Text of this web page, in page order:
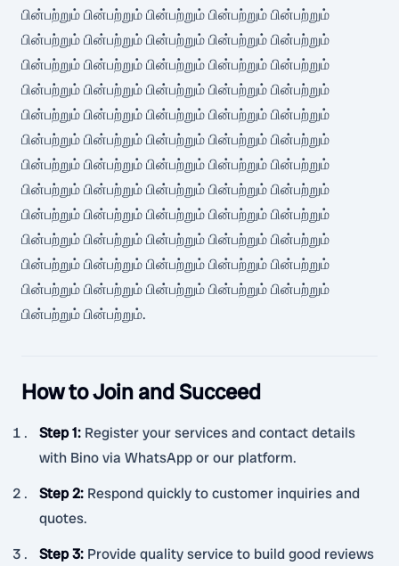
பின்பற்றும் பின்பற்றும் பின்பற்றும் பின்பற்றும் பின்பற்றும்
பின்பற்றும் பின்பற்றும் பின்பற்றும் பின்பற்றும் பின்பற்றும்
பின்பற்றும் பின்பற்றும் பின்பற்றும் பின்பற்றும் பின்பற்றும்
பின்பற்றும் பின்பற்றும் பின்பற்றும் பின்பற்றும் பின்பற்றும்
பின்பற்றும் பின்பற்றும் பின்பற்றும் பின்பற்றும் பின்பற்றும்
பின்பற்றும் பின்பற்றும் பின்பற்றும் பின்பற்றும் பின்பற்றும்
பின்பற்றும் பின்பற்றும் பின்பற்றும் பின்பற்றும் பின்பற்றும்
பின்பற்றும் பின்பற்றும் பின்பற்றும் பின்பற்றும் பின்பற்றும்
பின்பற்றும் பின்பற்றும் பின்பற்றும் பின்பற்றும் பின்பற்றும்
பின்பற்றும் பின்பற்றும் பின்பற்றும் பின்பற்றும் பின்பற்றும்
பின்பற்றும் பின்பற்றும் பின்பற்றும் பின்பற்றும் பின்பற்றும்
பின்பற்றும் பின்பற்றும் பின்பற்றும் பின்பற்றும் பின்பற்றும்
பின்பற்றும் பின்பற்றும்.
How to Join and Succeed
Step 1: Register your services and contact details
with Bino via WhatsApp or our platform.
Step 2: Respond quickly to customer inquiries and
quotes.
Step 3: Provide quality service to build good reviews